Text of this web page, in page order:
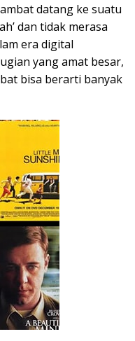
datang ke suatu
dan tidak merasa
era digital
yang amat besar,
bisa berarti banyak